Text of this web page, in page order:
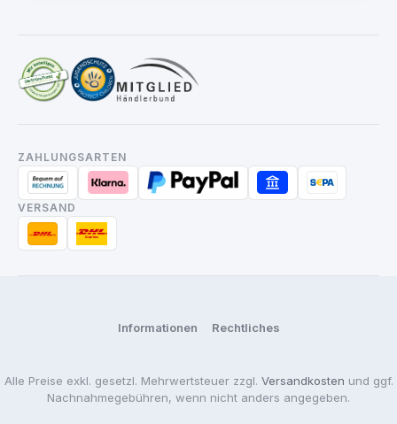
ZAHLUNGSARTEN
VERSAND
Informationen Rechtliches
Alle Preise exkl. gesetzl. Mehrwertsteuer zzgl. Versandkosten und ggf.
Nachnahmegebühren, wenn nicht anders angegeben.